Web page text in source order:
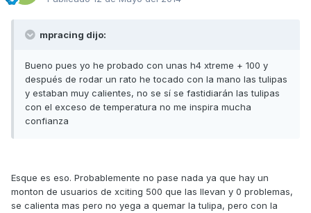
mpracing dijo:
Bueno pues yo he probado con unas h4 xtreme + 100 y
después de rodar un rato he tocado con la mano las tulipas
y estaban muy calientes, no se sí se fastidiarán las tulipas
con el exceso de temperatura no me inspira mucha
confianza
Esque es eso. Probablemente no pase nada ya que hay un
monton de usuarios de xciting 500 que las llevan y 0 problemas,
se calienta mas pero no yega a quemar la tulipa, pero con la